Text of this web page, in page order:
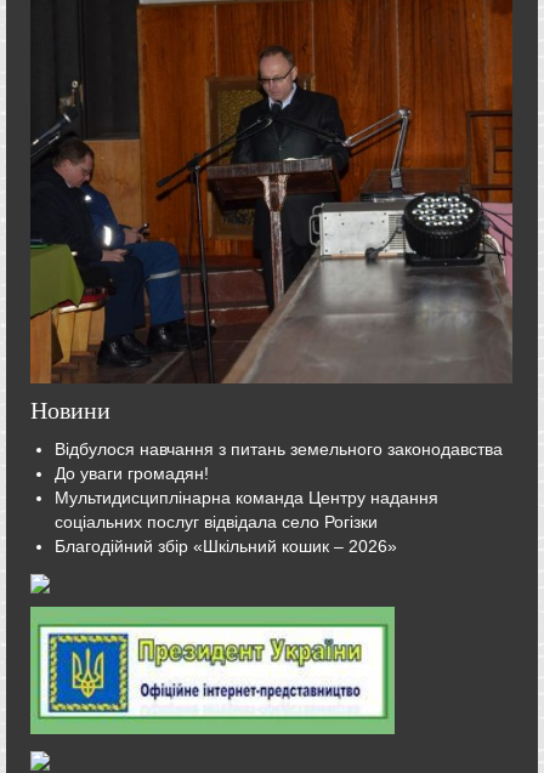
Новини
Відбулося навчання з питань земельного законодавства
До уваги громадян!
Мультидисциплінарна команда Центру надання
соціальних послуг відвідала село Рогізки
Благодійний збір «Шкільний кошик – 2026»